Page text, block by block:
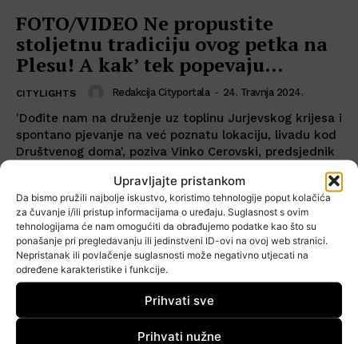
Upravljajte pristankom
Da bismo pružili najbolje iskustvo, koristimo tehnologije poput kolačića
za čuvanje i/ili pristup informacijama o uređaju. Suglasnost s ovim
tehnologijama će nam omogućiti da obrađujemo podatke kao što su
ponašanje pri pregledavanju ili jedinstveni ID-ovi na ovoj web stranici.
Nepristanak ili povlačenje suglasnosti može negativno utjecati na
određene karakteristike i funkcije.
Prihvati sve
Prihvati nužne
FOTO/VIDEO Ne propustite
stoljetnu tradiciju ovog petka na
Plesu! A kak’ tek popevaju…
CITYLIGHTS Redakcija Cityportala - 24. Travnja 2024.
'Dođite nam na druženje uz toplinu Jurjevskog krijesa i
spontano pjevanje na već poznatu lokaciju, livadu kod
Društvenog doma', poziva Vinko Cerovski, predsjednik